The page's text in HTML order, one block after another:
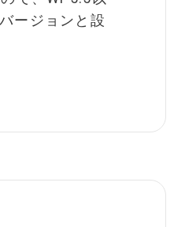
ージョンと設